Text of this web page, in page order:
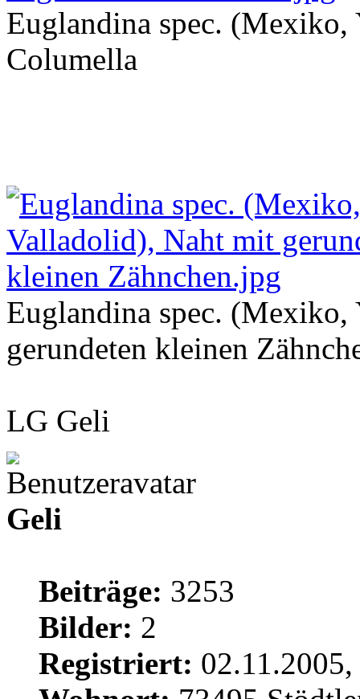
Euglandina spec. (Mexiko,
Columella
Euglandina spec.
gerundeten kleinen
LG Geli
Geli
Beiträge: 3253
Bilder: 2
Registriert: